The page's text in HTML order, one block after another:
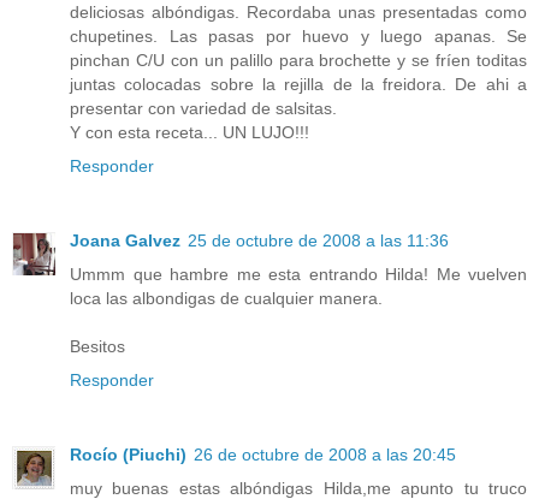
deliciosas albóndigas. Recordaba unas presentadas como
chupetines. Las pasas por huevo y luego apanas. Se
pinchan C/U con un palillo para brochette y se fríen toditas
juntas colocadas sobre la rejilla de la freidora. De ahi a
presentar con variedad de salsitas.
Y con esta receta... UN LUJO!!!
Responder
Joana Galvez 25 de octubre de 2008 a las 11:36
Ummm que hambre me esta entrando Hilda! Me vuelven
loca las albondigas de cualquier manera.
Besitos
Responder
Rocío (Piuchi) 26 de octubre de 2008 a las 20:45
muy buenas estas albóndigas Hilda,me apunto tu truco